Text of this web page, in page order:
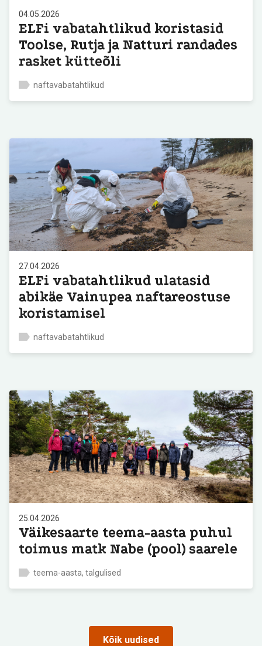
04.05.2026
ELFi vabatahtlikud koristasid
Toolse, Rutja ja Natturi randades
rasket kütteõli
naftavabatahtlikud
27.04.2026
ELFi vabatahtlikud ulatasid
abikäe Vainupea naftareostuse
koristamisel
naftavabatahtlikud
25.04.2026
Väikesaarte teema-aasta puhul
toimus matk Nabe (pool) saarele
teema-aasta, talgulised
Kõik uudised